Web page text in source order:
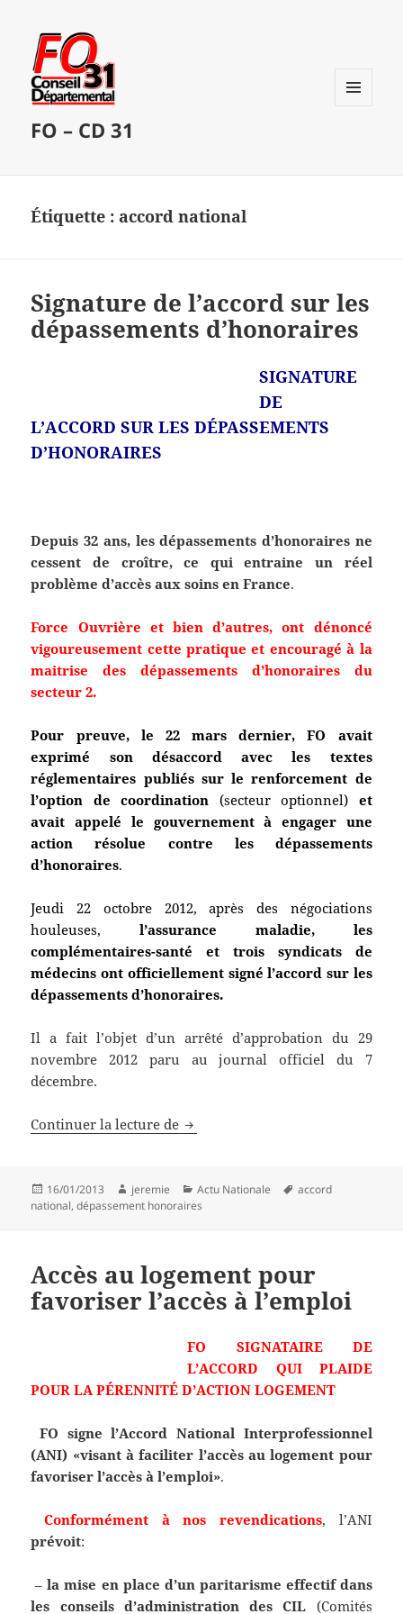
FO – CD 31
Étiquette : accord national
Signature de l’accord sur les
dépassements d’honoraires
SIGNATURE
DE
L’ACCORD SUR LES DÉPASSEMENTS
D’HONORAIRES
Depuis 32 ans, les dépassements d’honoraires ne
cessent de croître, ce qui entraine un réel
problème d’accès aux soins en France.
Force Ouvrière et bien d’autres, ont dénoncé
vigoureusement cette pratique et encouragé à la
maitrise des dépassements d’honoraires du
secteur 2.
Pour preuve, le 22 mars dernier, FO avait
exprimé son désaccord avec les textes
réglementaires publiés sur le renforcement de
l’option de coordination (secteur optionnel) et
avait appelé le gouvernement à engager une
action résolue contre les dépassements
d’honoraires.
Jeudi 22 octobre 2012, après des négociations
houleuses,l’assurance maladie, les
complémentaires-santé et trois syndicats de
médecins ont officiellement signé l’accord sur les
dépassements d’honoraires.
Il a fait l’objet d’un arrêté d’approbation du 29
novembre 2012 paru au journal officiel du 7
décembre.
Continuer la lecture de Signature de l’accord sur les
Publié
le
16/01/2013 Auteur
jeremie Catégories
Actu Nationale
Mots-
accord
national,dépassement honoraires
Accès au logement pour
favoriser l’accès à l’emploi
FO SIGNATAIRE DE
L’ACCORD QUI PLAIDE
POUR LA PÉRENNITÉ D’ACTION LOGEMENT
FO signe l’Accord National Interprofessionnel
(ANI) «visant à faciliter l’accès au logement pour
favoriser l’accès à l’emploi».
Conformément à nos revendications, l’ANI
prévoit:
–la mise en place d’un paritarisme effectif dans
les conseils d’administration des CIL (Comités